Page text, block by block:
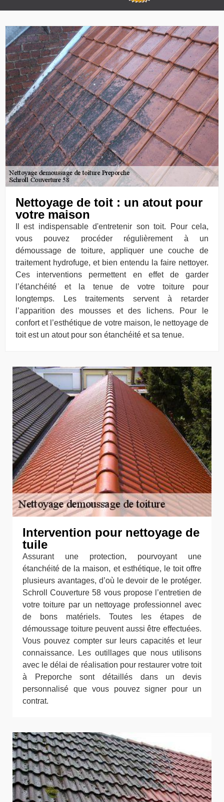
Nettoyage de toit : un atout pour
votre maison
Il est indispensable d'entretenir son toit. Pour cela,
vous pouvez procéder régulièrement à un
démoussage de toiture, appliquer une couche de
traitement hydrofuge, et bien entendu la faire nettoyer.
Ces interventions permettent en effet de garder
l’étanchéité et la tenue de votre toiture pour
longtemps. Les traitements servent à retarder
l’apparition des mousses et des lichens. Pour le
confort et l’esthétique de votre maison, le nettoyage de
toit est un atout pour son étanchéité et sa tenue.
Intervention pour nettoyage de
tuile
Assurant une protection, pourvoyant une
étanchéité de la maison, et esthétique, le toit offre
plusieurs avantages, d’où le devoir de le protéger.
Schroll Couverture 58 vous propose l’entretien de
votre toiture par un nettoyage professionnel avec
de bons matériels. Toutes les étapes de
démoussage toiture peuvent aussi être effectuées.
Vous pouvez compter sur leurs capacités et leur
connaissance. Les outillages que nous utilisons
avec le délai de réalisation pour restaurer votre toit
à Preporche sont détaillés dans un devis
personnalisé que vous pouvez signer pour un
contrat.